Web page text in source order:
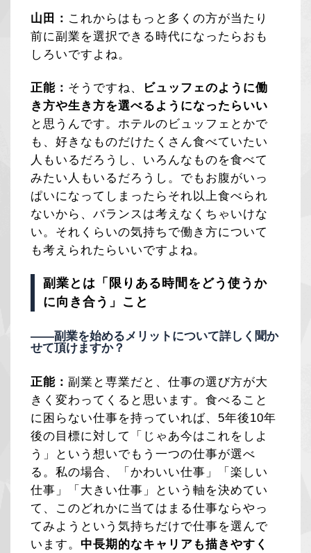
山田： これからはもっと多くの方が当たり
前に副業を選択できる時代になったらおも
しろいですよね。
正能： そうですね、
ビュッフェのように働
き方や生き方を選べるようになったらいい
と思うんです。ホテルのビュッフェとかで
も、好きなものだけたくさん食べていたい
人もいるだろうし、いろんなものを食べて
みたい人もいるだろうし。でもお腹がいっ
ぱいになってしまったらそれ以上食べられ
ないから、バランスは考えなくちゃいけな
い。それくらいの気持ちで働き方について
も考えられたらいいですよね。
副業とは「限りある時間をどう使うか
に向き合う」こと
——副業を始めるメリットについて詳しく聞か
せて頂けますか？
正能：副業と専業だと、仕事の選び方が大
きく変わってくると思います。食べること
に困らない仕事を持っていれば、5年後10年
後の目標に対して「じゃあ今はこれをしよ
う」という想いでもう一つの仕事が選べ
る。私の場合、「かわいい仕事」「楽しい
仕事」「大きい仕事」という軸を決めてい
て、このどれかに当てはまる仕事ならやっ
てみようという気持ちだけで仕事を選んで
います。 中長期的なキャリアも描きやすく